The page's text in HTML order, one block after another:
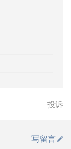
投诉
写留言